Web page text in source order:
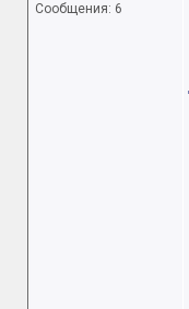
Сообщения: 6